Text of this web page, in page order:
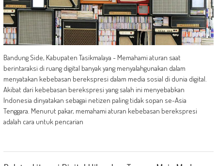
Bandung Side, Kabupaten Tasikmalaya - Memahami aturan saat
berintaraksi di ruang digital banyak yang menyalahgunakan dalam
menyatakan kebebasan berekspresi dalam media sosial di dunia digital.
Akibat dari kebebasan berekspresi yang salah ini menyebabkan
Indonesia dinyatakan sebagai netizen paling tidak sopan se-Asia
Tenggara. Menurut pakar, memahami aturan kebebasan berekspresi
adalah cara untuk pencarian